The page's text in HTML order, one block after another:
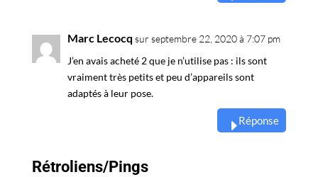
Marc Lecocq sur septembre 22, 2020 à 7:07 pm
J’en avais acheté 2 que je n’utilise pas : ils sont
vraiment très petits et peu d’appareils sont
adaptés à leur pose.
Réponse
Rétroliens/Pings